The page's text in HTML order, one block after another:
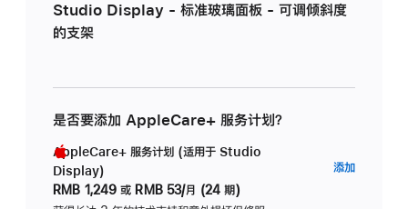
Studio Display - 标准玻璃面板 - 可调倾斜度
的支架
是否要添加 AppleCare+ 服务计划？
AppleCare+ 服务计划 (适用于 Studio
Display)
RMB 1,249 或 RMB 53/月 (24 期)
添加